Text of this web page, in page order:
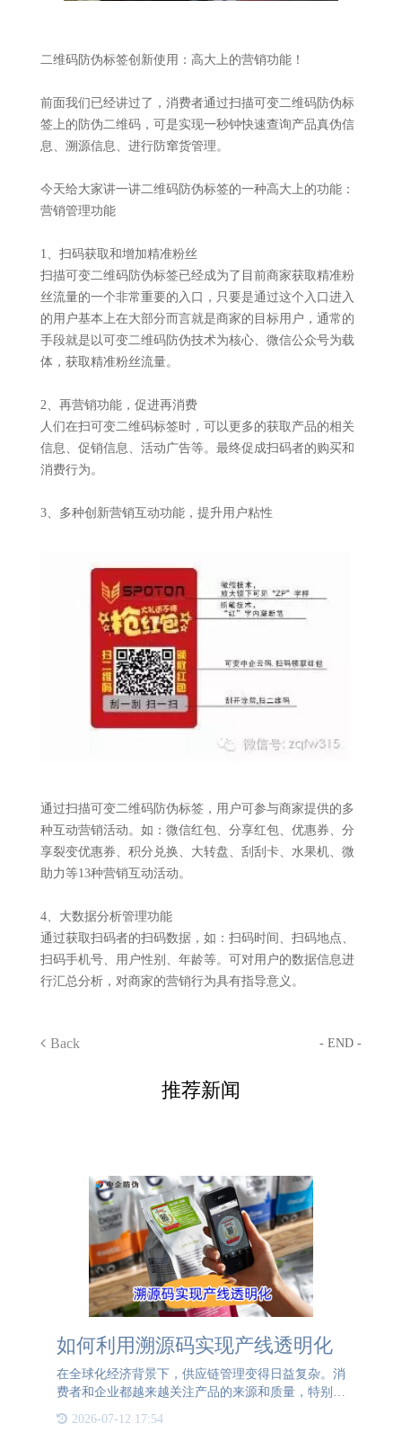
二维码防伪标签创新使用：高大上的营销功能！
前面我们已经讲过了，消费者通过扫描可变二维码防伪标
签上的防伪二维码，可是实现一秒钟快速查询产品真伪信
息、溯源信息、进行防窜货管理。
今天给大家讲一讲二维码防伪标签的一种高大上的功能：
营销管理功能
1、扫码获取和增加精准粉丝
扫描可变二维码防伪标签已经成为了目前商家获取精准粉
丝流量的一个非常重要的入口，只要是通过这个入口进入
的用户基本上在大部分而言就是商家的目标用户，通常的
手段就是以可变二维码防伪技术为核心、微信公众号为载
体，获取精准粉丝流量。
2、再营销功能，促进再消费
人们在扫可变二维码标签时，可以更多的获取产品的相关
信息、促销信息、活动广告等。最终促成扫码者的购买和
消费行为。
3、多种创新营销互动功能，提升用户粘性
通过扫描可变二维码防伪标签，用户可参与商家提供的多
种互动营销活动。如：微信红包、分享红包、优惠券、分
享裂变优惠券、积分兑换、大转盘、刮刮卡、水果机、微
助力等13种营销互动活动。
4、大数据分析管理功能
通过获取扫码者的扫码数据，如：扫码时间、扫码地点、
扫码手机号、用户性别、年龄等。可对用户的数据信息进
行汇总分析，对商家的营销行为具有指导意义。
Back - END -
推荐新闻
如何利用溯源码实现产线透明化
在全球化经济背景下，供应链管理变得日益复杂。消
费者和企业都越来越关注产品的来源和质量，特别是
在食品安全、药品监管和高端消费品领域。溯源码作
为一种有效的技术手段，可以帮助实现供应链的透明
2026-07-12 17:54